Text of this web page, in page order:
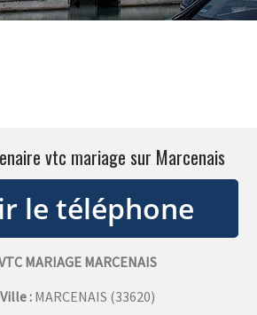
vtc mariage sur Marcenais
MARIAGE MARCENAIS
Ville : MARCENAIS (33620)